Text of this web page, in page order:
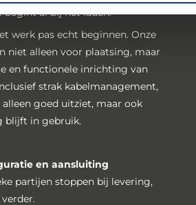
begint al bij het laden.
werk pas echt beginnen. Onze
niet alleen voor plaatsing, maar
en functionele inrichting van
strak kabelmanagement,
goed uitziet, maar ook
blijft in gebruik.
en aansluiting
partijen stoppen bij levering,